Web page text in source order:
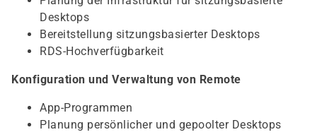
Desktops
Bereitstellung sitzungsbasierter Desktops
RDS-Hochverfügbarkeit
Konfiguration und Verwaltung von Remote
App-Programmen
Planung persönlicher und gepoolter Desktops